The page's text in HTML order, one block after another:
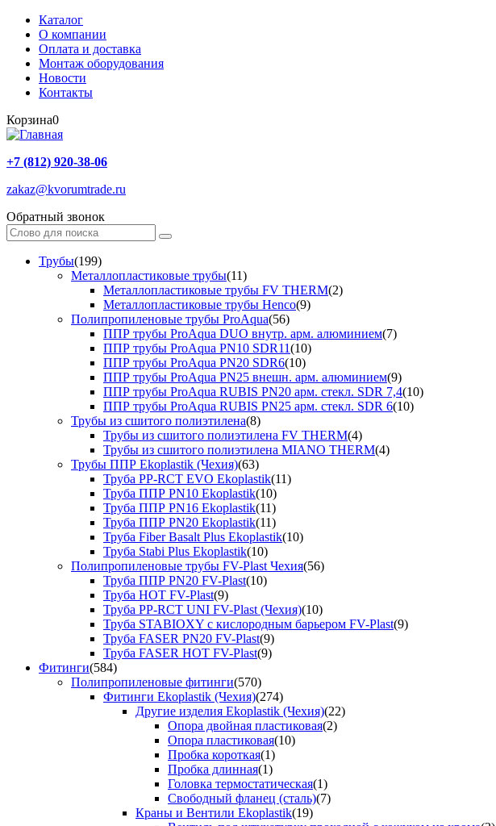
Каталог
О компании
Оплата и доставка
Монтаж оборудования
Новости
Контакты
Корзина0
+7 (812) 920-38-06
zakaz@kvorumtrade.ru
Обратный звонок
Трубы(199)
Металлопластиковые трубы(11)
Металлопластиковые трубы FV THERM(2)
Металлопластиковые трубы Henco(9)
Полипропиленовые трубы ProAqua(56)
ППР трубы ProAqua DUO внутр. арм. алюминием(7)
ППР трубы ProAqua PN10 SDR11(10)
ППР трубы ProAqua PN20 SDR6(10)
ППР трубы ProAqua PN25 внешн. арм. алюминием(9)
ППР трубы ProAqua RUBIS PN20 арм. стекл. SDR 7,4(10)
ППР трубы ProAqua RUBIS PN25 арм. стекл. SDR 6(10)
Трубы из сшитого полиэтилена(8)
Трубы из сшитого полиэтилена FV THERM(4)
Трубы из сшитого полиэтилена MIANO THERM(4)
Трубы ППР Ekoplastik (Чехия)(63)
Труба PP-RCT EVO Ekoplastik(11)
Труба ППР PN10 Ekoplastik(10)
Труба ППР PN16 Ekoplastik(11)
Труба ППР PN20 Ekoplastik(11)
Труба Fiber Basalt Plus Ekoplastik(10)
Труба Stabi Plus Ekoplastik(10)
Полипропиленовые трубы FV-Plast Чехия(56)
Труба ППР PN20 FV-Plast(10)
Труба HOT FV-Plast(9)
Труба PP-RCT UNI FV-Plast (Чехия)(10)
Труба STABIOXY с кислородным барьером FV-Plast(9)
Труба FASER PN20 FV-Plast(9)
Труба FASER HOT FV-Plast(9)
Фитинги(584)
Полипропиленовые фитинги(570)
Фитинги Ekoplastik (Чехия)(274)
Другие изделия Ekoplastik (Чехия)(22)
Опора двойная пластиковая(2)
Опора пластиковая(10)
Пробка короткая(1)
Пробка длинная(1)
Головка термостатическая(1)
Свободный фланец (сталь)(7)
Краны и Вентили Ekoplastik(19)